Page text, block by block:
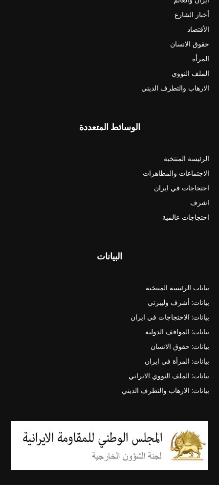
أخبار الشارع
الأقتصاد
حقوق الانسان
المرأة
الملف النووي
الارهاب والتطرف الديني
الوسائط المتعددة
الرئيسة المنتخبة
الاجتماعات والمظاهرات
احتجاجات في ايران
اشرف
احتجاجات عالمية
البيانات
بيانات الرئيسة المنتخبة
بيانات: أشرف وليبرتي
بيانات: الاحتجاجات في ايران
بيانات: المواقف الدولية
بيانات: حقوق الانسان
بيانات: المرأة في ايران
بيانات: الملف النووي الايراني
بيانات: الارهاب والتطرف الديني